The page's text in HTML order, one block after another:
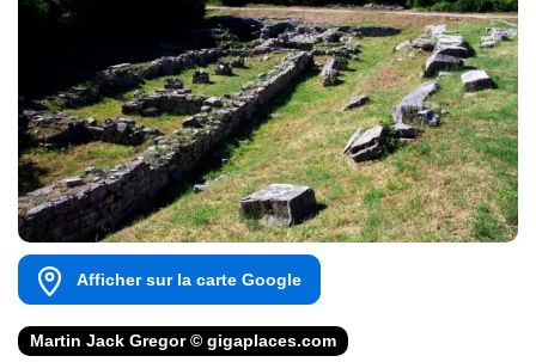
Afficher sur la carte Google
Martin Jack Gregor © gigaplaces.com